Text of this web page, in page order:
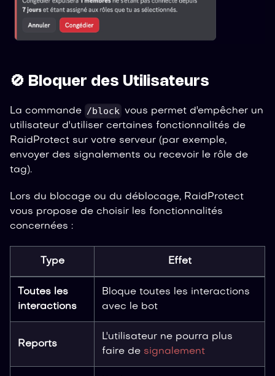
🚫 Bloquer des Utilisateurs
La commande /block vous permet d'empêcher un
utilisateur d'utiliser certaines fonctionnalités de
RaidProtect sur votre serveur (par exemple,
envoyer des signalements ou recevoir le rôle de
tag).
Lors du blocage ou du déblocage, RaidProtect
vous propose de choisir les fonctionnalités
concernées :
Type Effet
Toutes les
interactions
Bloque toutes les interactions
avec le bot
Reports
L'utilisateur ne pourra plus
faire de signalement